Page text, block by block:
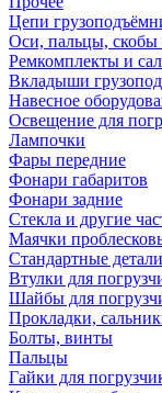
Цепи
Оси, пальцы, скобы
Ремкомплекты и
Вкладыши
Навесное
Освещение для
Лампочки
Фары передние
Фонари габаритов
Фонари задние
Стекла и другие
Маячки
Стандартные детали
Втулки для
Шайбы для
Прокладки,
Болты, винты
Пальцы
Гайки для